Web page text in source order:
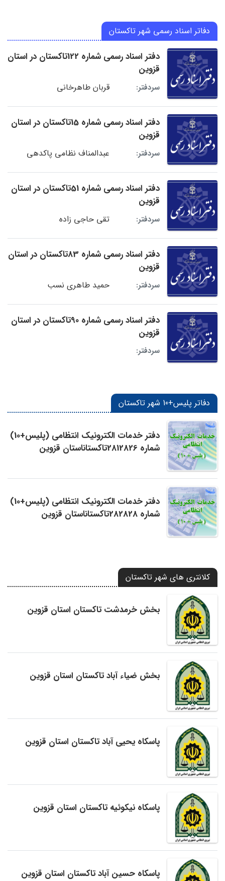
دفاتر اسناد رسمی شهر تاکستان
دفتر اسناد رسمی شماره 122تاکستان در استان
قزوین
سردفتر: قربان طاهرخانی
دفتر اسناد رسمی شماره 15تاکستان در استان
قزوین
سردفتر: عبدالمناف نظامی پاکدهی
دفتر اسناد رسمی شماره 51تاکستان در استان
قزوین
سردفتر: تقی حاجی زاده
دفتر اسناد رسمی شماره 83تاکستان در استان
قزوین
سردفتر: حمید طاهری نسب
دفتر اسناد رسمی شماره 90تاکستان در استان
قزوین
سردفتر:
دفاتر پلیس+10 شهر تاکستان
دفتر خدمات الکترونیک انتظامی (پلیس+10)
شماره 2812826تاکستاناستان قزوین
دفتر خدمات الکترونیک انتظامی (پلیس+10)
شماره 282828تاکستاناستان قزوین
کلانتری های شهر تاکستان
بخش خرمدشت تاکستان استان قزوین
بخش ضیاء آباد تاکستان استان قزوین
پاسکاه یحیی آباد تاکستان استان قزوین
پاسکاه نیکوئیه تاکستان استان قزوین
پاسکاه حسین آباد تاکستان استان قزوین